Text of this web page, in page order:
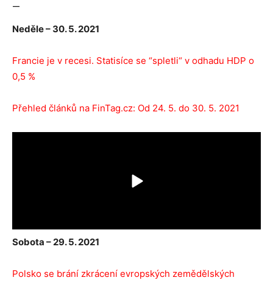
—
Neděle – 30. 5. 2021
Francie je v recesi. Statisíce se “spletli“ v odhadu HDP o
0,5 %
Přehled článků na FinTag.cz: Od 24. 5. do 30. 5. 2021
Sobota – 29. 5. 2021
Polsko se brání zkrácení evropských zemědělských